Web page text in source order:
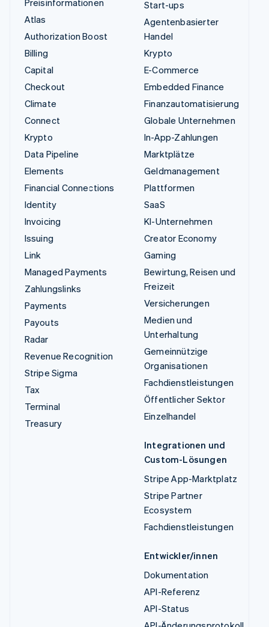
Atlas
Authorization Boost
Billing
Capital
Checkout
Climate
Connect
Krypto
Data Pipeline
Elements
Financial Connections
Identity
Invoicing
Issuing
Link
Managed Payments
Zahlungslinks
Payments
Payouts
Radar
Revenue Recognition
Stripe Sigma
Tax
Terminal
Treasury
Start-ups
Agentenbasierter
Handel
Krypto
E-Commerce
Embedded Finance
Finanzautomatisierung
Globale Unternehmen
In-App-Zahlungen
Marktplätze
Geldmanagement
Plattformen
SaaS
KI-Unternehmen
Creator Economy
Gaming
Bewirtung, Reisen und
Freizeit
Versicherungen
Medien und
Unterhaltung
Gemeinnützige
Organisationen
Fachdienstleistungen
Öffentlicher Sektor
Einzelhandel
Integrationen und
Custom-Lösungen
Stripe App-Marktplatz
Stripe Partner
Ecosystem
Fachdienstleistungen
Entwickler/innen
Dokumentation
API-Referenz
API-Status